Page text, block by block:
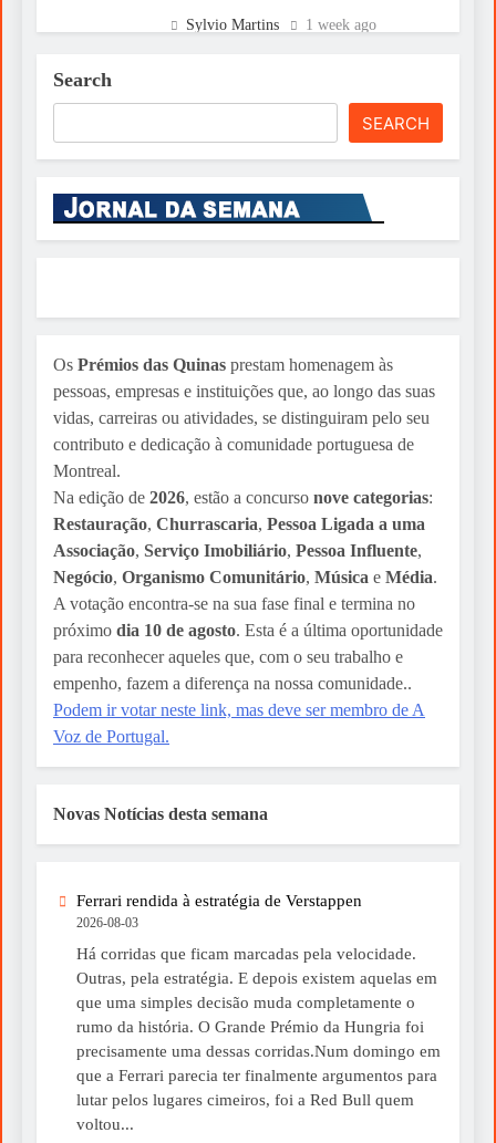
Sylvio Martins 1 week ago
Human Leaders Congress
1 week ago
cérebro
Search
SEARCH
Os Prémios das Quinas prestam homenagem às
pessoas, empresas e instituições que, ao longo das suas
vidas, carreiras ou atividades, se distinguiram pelo seu
contributo e dedicação à comunidade portuguesa de
Montreal.
Na edição de 2026, estão a concurso nove categorias:
Restauração, Churrascaria, Pessoa Ligada a uma
Associação, Serviço Imobiliário, Pessoa Influente,
Negócio, Organismo Comunitário, Música e Média.
A votação encontra-se na sua fase final e termina no
próximo dia 10 de agosto. Esta é a última oportunidade
para reconhecer aqueles que, com o seu trabalho e
empenho, fazem a diferença na nossa comunidade..
Podem ir votar neste link, mas deve ser membro de A
Voz de Portugal.
Novas Notícias desta semana
Ferrari rendida à estratégia de Verstappen
2026-08-03
Há corridas que ficam marcadas pela velocidade.
Outras, pela estratégia. E depois existem aquelas em
que uma simples decisão muda completamente o
rumo da história. O Grande Prémio da Hungria foi
precisamente uma dessas corridas.Num domingo em
que a Ferrari parecia ter finalmente argumentos para
lutar pelos lugares cimeiros, foi a Red Bull quem
voltou...